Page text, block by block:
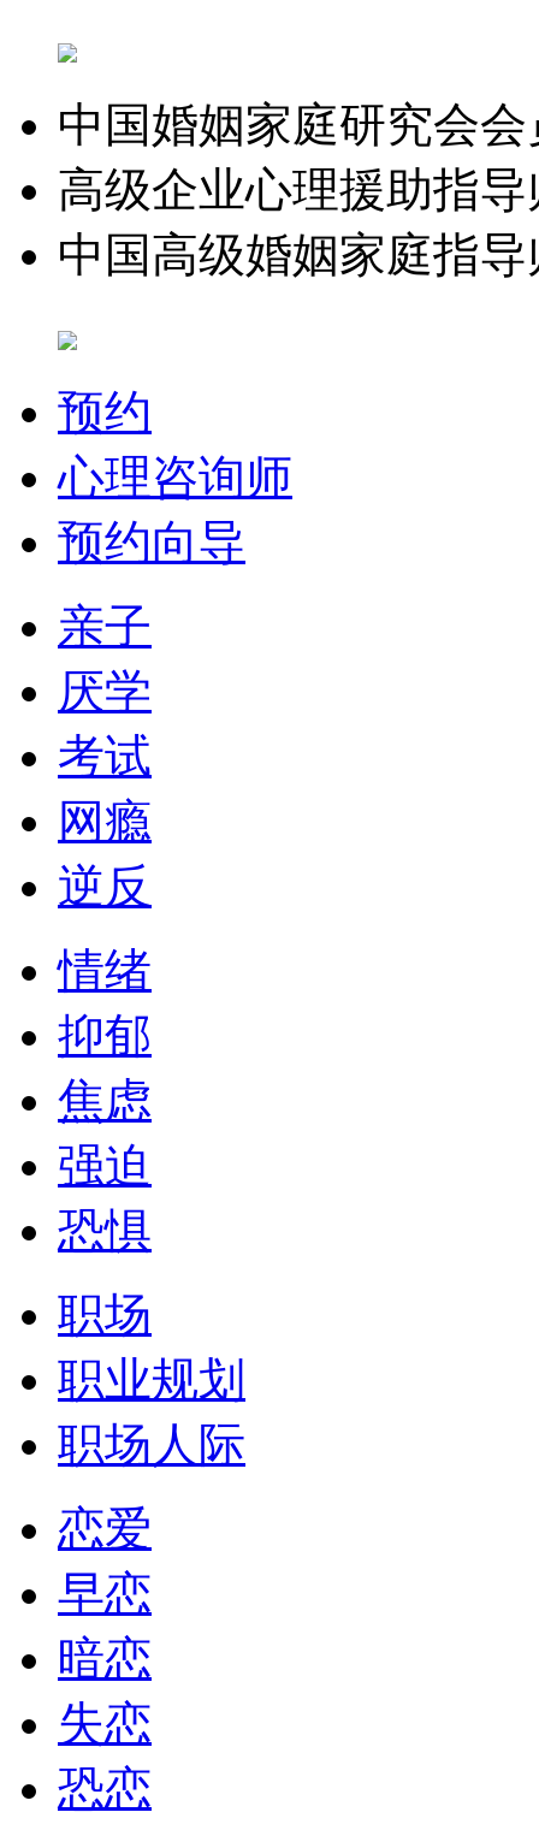
中国婚姻家庭研究会会
高级企业心理援助指导
中国高级婚姻家庭指导
预约
心理咨询师
预约向导
亲子
厌学
考试
网瘾
逆反
情绪
抑郁
焦虑
强迫
恐惧
职场
职业规划
职场人际
恋爱
早恋
暗恋
失恋
恐恋